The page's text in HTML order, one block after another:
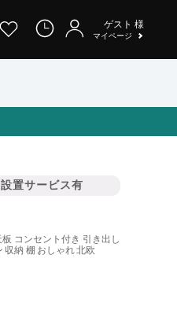
ゲスト 様
マイページ
置サービス有
コンセント付き 引き出し
収納 棚 おしゃれ 北欧